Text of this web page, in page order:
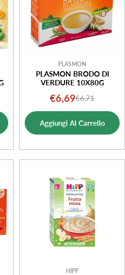
PLASMON
PLASMON BRODO DI
VERDURE 10X80G
Prezzo
di
vendita
€6,69Prezzo
normale
€6,71
Aggiungi Al Carrello
HIPP